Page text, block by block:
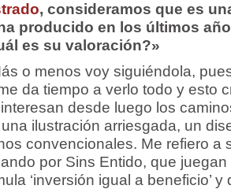
, consideramos que es
producido en los últimos
es su valoración?»
o menos voy siguiéndola,
da tiempo a verlo todo y esto
desde luego los
ilustración arriesgada, un
convencionales. Me refiero a
por Sins Entido, que
‘inversión igual a beneficio’